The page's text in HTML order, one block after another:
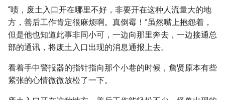
“啧，废土入口开在哪里不好，非要开在这种人流量大的地
方，善后工作肯定很麻烦啊。真倒霉！”虽然嘴上抱怨着，
但是他也知道此事非同小可，一边向那里奔去，一边接通总
部的通讯，将废土入口出现的消息通报上去。
看着手中警报器的指针指向那个小巷的时候，詹贤原本有些
紧张的心情微微放松了一下。